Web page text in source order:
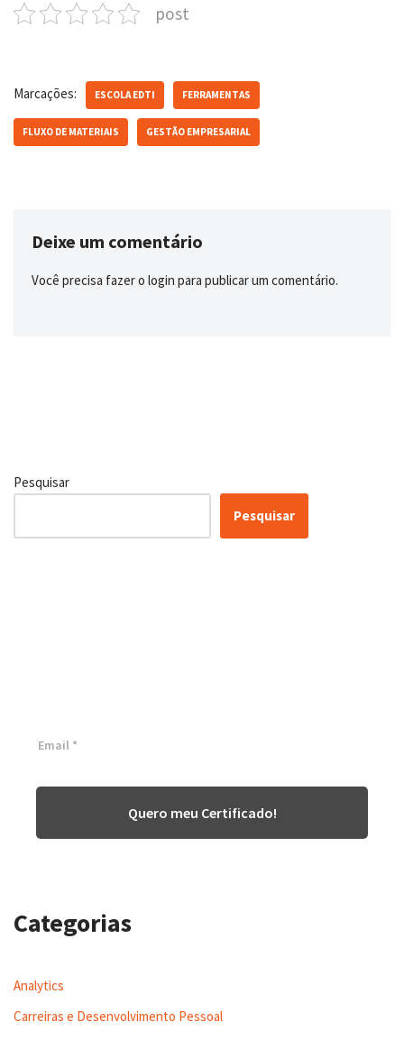
post
Marcações: ESCOLA EDTI FERRAMENTAS
FLUXO DE MATERIAIS GESTÃO EMPRESARIAL
Deixe um comentário
Você precisa fazer o login para publicar um comentário.
Pesquisar
Pesquisar
Quero meu Certificado!
Categorias
Analytics
Carreiras e Desenvolvimento Pessoal